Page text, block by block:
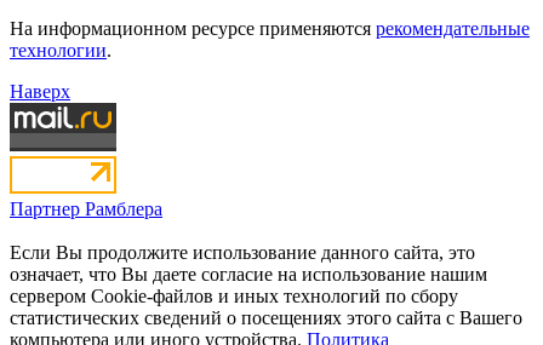
На информационном ресурсе применяются рекомендательные
технологии.
Наверх
Партнер Рамблера
Если Вы продолжите использование данного сайта, это
означает, что Вы даете согласие на использование нашим
сервером Cookie-файлов и иных технологий по сбору
статистических сведений о посещениях этого сайта с Вашего
компьютера или иного устройства. Политика